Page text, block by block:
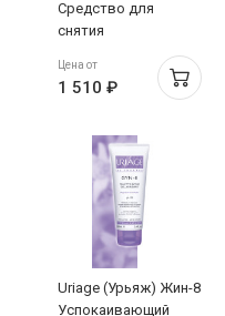
Средство для
снятия
макияжа с глаз и губ
100 мл
Цена от
1 510 ₽
Uriage (Урьяж) Жин-8
Успокаивающий